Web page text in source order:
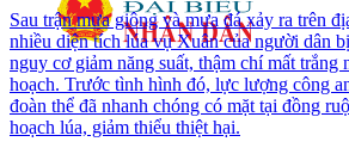
Sau trận mưa giông và mưa đá xảy ra trên
nhiều diện tích lúa vụ Xuân của người dân
nguy cơ giảm năng suất, thậm chí mất trắng
hoạch. Trước tình hình đó, lực lượng công
đoàn thể đã nhanh chóng có mặt tại đồng
hoạch lúa, giảm thiểu thiệt hại.